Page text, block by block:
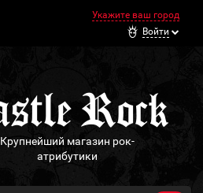
Укажите ваш город
Войти
Крупнейший магазин рок-
атрибутики